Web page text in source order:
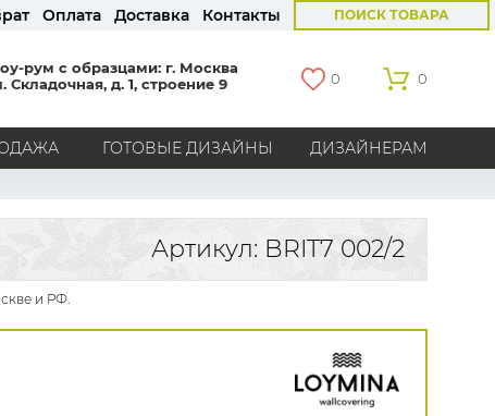
Оплата Доставка Контакты ПОИСК ТОВАРА
рум с образцами: г. Москва
Складочная, д. 1, строение 9
0 0
ГОТОВЫЕ ДИЗАЙНЫ ДИЗАЙНЕРАМ
Америка
Англия Бельгия
Германия
Голландия
Италия Россия Все страны
БРЕНДЫ
York
Bernardo Bartalucci
Артикул: BRIT7 002/2
и РФ.